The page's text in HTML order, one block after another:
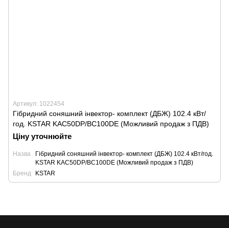
Артикул: 1022454
Гібридний соняшний інвектор- комплект (ДБЖ) 102.4 кВт/
год. KSTAR KAC50DP/BC100DE (Можливий продаж з ПДВ)
Ціну уточнюйте
Назва
Гібридний соняшний інвектор- комплект (ДБЖ) 102.4 кВт/год.
KSTAR KAC50DP/BC100DE (Можливий продаж з ПДВ)
Бренд
KSTAR